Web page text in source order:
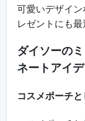
可愛いデザイ
レゼントにも最
ダイソーの
ネートアイ
コスメポーチと